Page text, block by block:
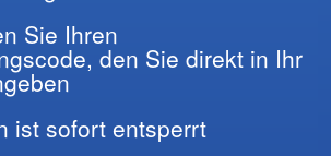
Sie Ihren
den Sie direkt in Ihr
ist sofort entsperrt